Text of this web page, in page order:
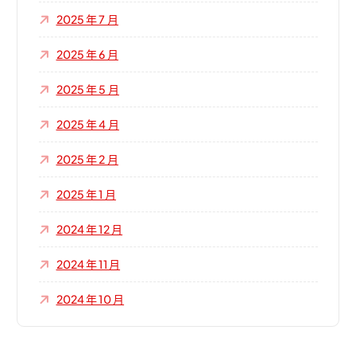
2025 年 7 月
2025 年 6 月
2025 年 5 月
2025 年 4 月
2025 年 2 月
2025 年 1 月
2024 年 12 月
2024 年 11 月
2024 年 10 月